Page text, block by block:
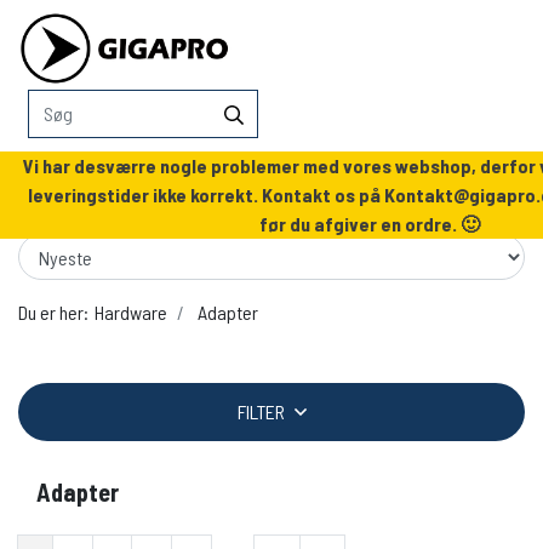
Vi har desværre nogle problemer med vores webshop, derfor
leveringstider ikke korrekt. Kontakt os på
før du afgiver en ordre. 🙂
Du er her: Hardware Adapter
FILTER
Adapter